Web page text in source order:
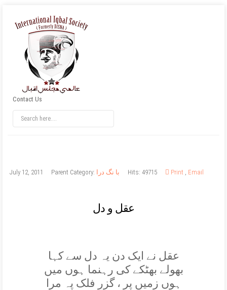
Contact Us
July 12, 2011 Parent Category: با نگ درا Hits: 49715 Print , Email
عقل و دل
عقل نے ايک دن يہ دل سے کہا
بھولے بھٹکے کی رہنما ہوں ميں
ہوں زميں پر ، گزر فلک پہ مرا